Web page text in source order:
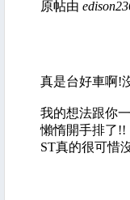
原帖由
真是台好車啊!
我的想法跟你
懶惰開手排了!!
ST真的很可惜